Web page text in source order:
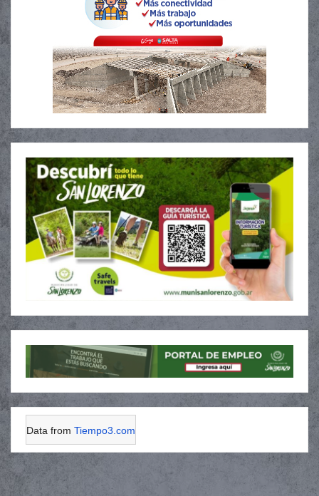
Data from Tiempo3.com